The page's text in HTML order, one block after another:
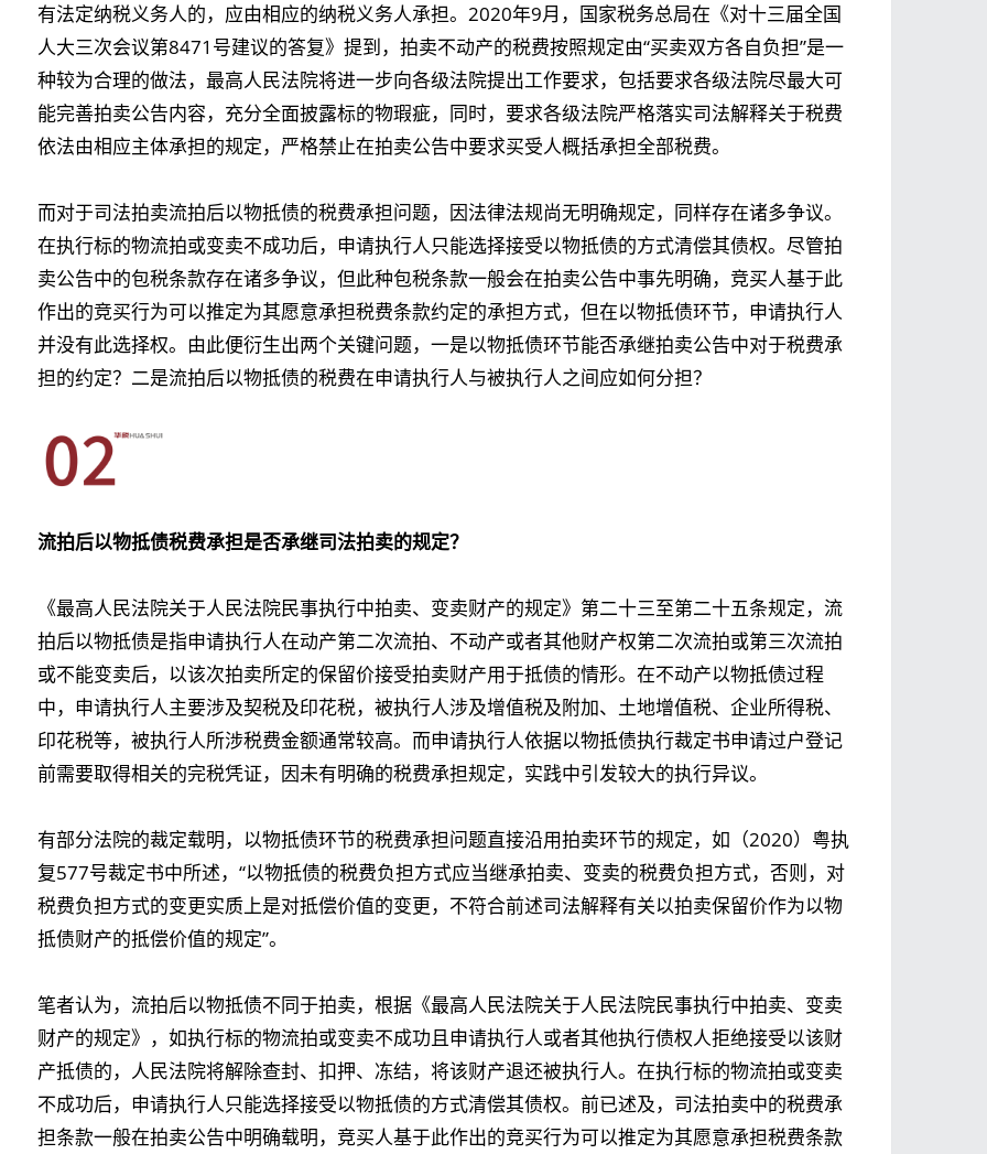
有法定纳税义务人的，应由相应的纳税义务人承担。2020年9月，国家税务总局在《对十三届全国
人大三次会议第8471号建议的答复》提到，拍卖不动产的税费按照规定由“买卖双方各自负担”是一
种较为合理的做法，最高人民法院将进一步向各级法院提出工作要求，包括要求各级法院尽最大可
能完善拍卖公告内容，充分全面披露标的物瑕疵，同时，要求各级法院严格落实司法解释关于税费
依法由相应主体承担的规定，严格禁止在拍卖公告中要求买受人概括承担全部税费。
而对于司法拍卖流拍后以物抵债的税费承担问题，因法律法规尚无明确规定，同样存在诸多争议。
在执行标的物流拍或变卖不成功后，申请执行人只能选择接受以物抵债的方式清偿其债权。尽管拍
卖公告中的包税条款存在诸多争议，但此种包税条款一般会在拍卖公告中事先明确，竞买人基于此
作出的竞买行为可以推定为其愿意承担税费条款约定的承担方式，但在以物抵债环节，申请执行人
并没有此选择权。由此便衍生出两个关键问题，一是以物抵债环节能否承继拍卖公告中对于税费承
担的约定？二是流拍后以物抵债的税费在申请执行人与被执行人之间应如何分担？
流拍后以物抵债税费承担是否承继司法拍卖的规定？
《最高人民法院关于人民法院民事执行中拍卖、变卖财产的规定》第二十三至第二十五条规定，流
拍后以物抵债是指申请执行人在动产第二次流拍、不动产或者其他财产权第二次流拍或第三次流拍
或不能变卖后，以该次拍卖所定的保留价接受拍卖财产用于抵债的情形。在不动产以物抵债过程
中，申请执行人主要涉及契税及印花税，被执行人涉及增值税及附加、土地增值税、企业所得税、
印花税等，被执行人所涉税费金额通常较高。而申请执行人依据以物抵债执行裁定书申请过户登记
前需要取得相关的完税凭证，因未有明确的税费承担规定，实践中引发较大的执行异议。
有部分法院的裁定载明，以物抵债环节的税费承担问题直接沿用拍卖环节的规定，如（2020）粤执
复577号裁定书中所述，“以物抵债的税费负担方式应当继承拍卖、变卖的税费负担方式，否则，对
税费负担方式的变更实质上是对抵偿价值的变更，不符合前述司法解释有关以拍卖保留价作为以物
抵债财产的抵偿价值的规定”。
笔者认为，流拍后以物抵债不同于拍卖，根据《最高人民法院关于人民法院民事执行中拍卖、变卖
财产的规定》，如执行标的物流拍或变卖不成功且申请执行人或者其他执行债权人拒绝接受以该财
产抵债的，人民法院将解除查封、扣押、冻结，将该财产退还被执行人。在执行标的物流拍或变卖
不成功后，申请执行人只能选择接受以物抵债的方式清偿其债权。前已述及，司法拍卖中的税费承
担条款一般在拍卖公告中明确载明，竞买人基于此作出的竞买行为可以推定为其愿意承担税费条款